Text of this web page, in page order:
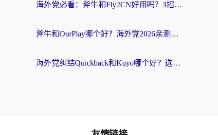
海外党必看：斧牛和Fly2CN好用吗？3招教你选对回国加速器（附免费试用攻略）
斧牛和OurPlay哪个好？海外党2026亲测：选对加速器，国内资源秒加载
海外党纠结Quickback和Kuyo哪个好？选对回国加速器才能无缝刷国内资源